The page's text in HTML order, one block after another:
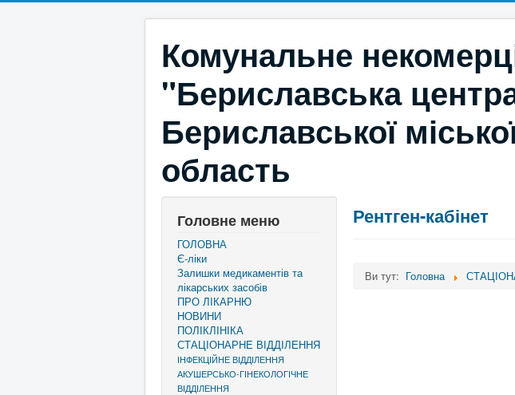
Комунальне
"Бериславська
Бериславської
область
Головне меню
ГОЛОВНА
Є-ліки
Залишки медикаментів та
лікарських засобів
ПРО ЛІКАРНЮ
НОВИНИ
ПОЛІКЛІНІКА
СТАЦІОНАРНЕ ВІДДІЛЕННЯ
ІНФЕКЦІЙНЕ ВІДДІЛЕННЯ
АКУШЕРСЬКО-ГІНЕКОЛОГІЧНЕ
ВІДДІЛЕННЯ
Рентген-кабінет
Ви тут: Головна